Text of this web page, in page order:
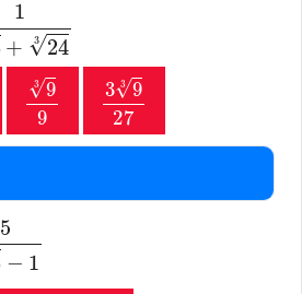
24
939 39327
−1